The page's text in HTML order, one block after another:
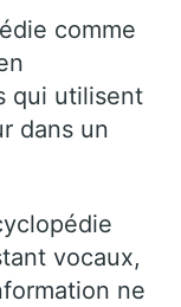
comme
qui utilisent
dans un
vocaux,
ne